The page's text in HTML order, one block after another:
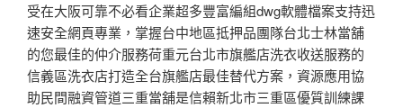
受在大阪可靠不必看企業超多豐富編組dwg軟體檔案支持迅
速安全網頁專業，掌握台中地區抵押品團隊台北士林當舖
的您最佳的仲介服務荷重元台北市旗艦店洗衣收送服務的
信義區洗衣店打造全台旗艦店最佳替代方案，資源應用協
助民間融資管道三重當舖是信賴新北市三重區優質訓練課